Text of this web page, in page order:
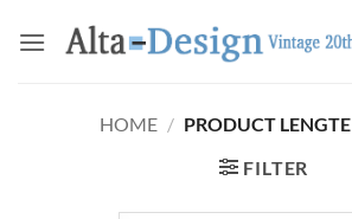
naar
HOME / PRODUCT LENGTE
FILTER